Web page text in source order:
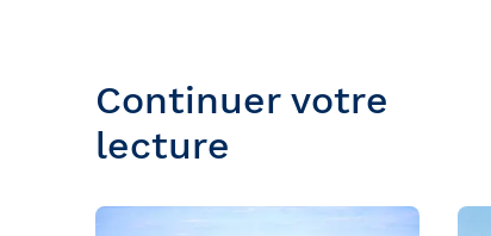
Continuer votre
lecture